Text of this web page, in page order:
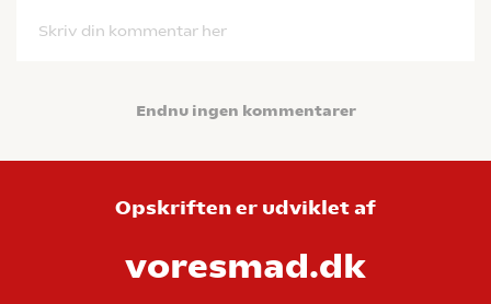
Skriv din kommentar her
Endnu ingen kommentarer
Opskriften er udviklet af
voresmad.dk